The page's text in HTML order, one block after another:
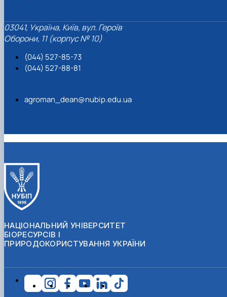
03041, Україна, Київ, вул. Героїв
Оборони, 11 (корпус № 10)
(044) 527-85-73
(044) 527-88-81
agroman_dean@nubip.edu.ua
НАЦІОНАЛЬНИЙ УНІВЕРСИТЕТ
БІОРЕСУРСІВ І
ПРИРОДОКОРИСТУВАННЯ УКРАЇНИ